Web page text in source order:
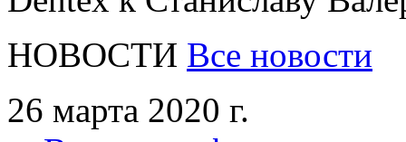
НОВОСТИ Все новости
26 марта 2020 г.